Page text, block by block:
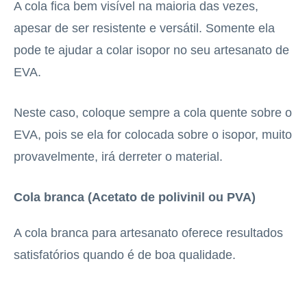
A cola fica bem visível na maioria das vezes,
apesar de ser resistente e versátil. Somente ela
pode te ajudar a colar isopor no seu artesanato de
EVA.
Neste caso, coloque sempre a cola quente sobre o
EVA, pois se ela for colocada sobre o isopor, muito
provavelmente, irá derreter o material.
Cola branca (Acetato de polivinil ou PVA)
A cola branca para artesanato oferece resultados
satisfatórios quando é de boa qualidade.